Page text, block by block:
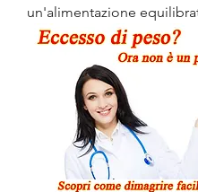
un'alimentazione